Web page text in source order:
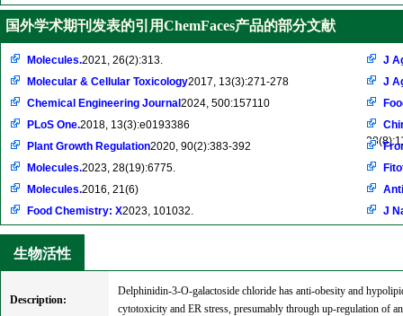
国外学术期刊发表的引用ChemFaces产品的部分文献
Molecules.2021, 26(2):313.
Molecular & Cellular Toxicology2017, 13(3):271-278
Chemical Engineering Journal 2024, 500:157110
PLoS One.2018, 13(3):e0193386
Plant Growth Regulation2020, 90(2):383-392
Molecules.2023, 28(19):6775.
Molecules.2016, 21(6)
Food Chemistry: X2023, 101032.
J
J
J
生物活性
Description:
Delphinidin-3-O-galactoside chloride has anti-obesity and
cytotoxicity and ER stress, presumably through up-regulation of